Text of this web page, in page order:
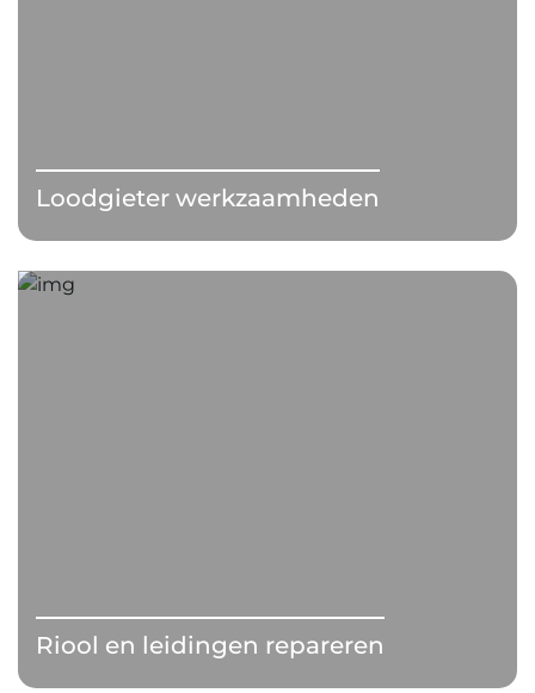
Loodgieter werkzaamheden
Riool en leidingen repareren